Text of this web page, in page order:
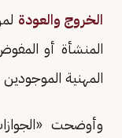
الخروج والعودة
المنشأة أو
المهنية
وأوضحت